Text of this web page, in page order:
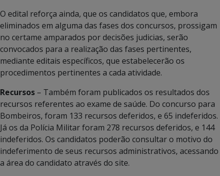
O edital reforça ainda, que os candidatos que, embora
eliminados em alguma das fases dos concursos, prossigam
no certame amparados por decisões judicias, serão
convocados para a realização das fases pertinentes,
mediante editais específicos, que estabelecerão os
procedimentos pertinentes a cada atividade.
Recursos – Também foram publicados os resultados dos
recursos referentes ao exame de saúde. Do concurso para
Bombeiros, foram 133 recursos deferidos, e 65 indeferidos.
Já os da Polícia Militar foram 278 recursos deferidos, e 144
indeferidos. Os candidatos poderão consultar o motivo do
indeferimento de seus recursos administrativos, acessando
a área do candidato através do site.